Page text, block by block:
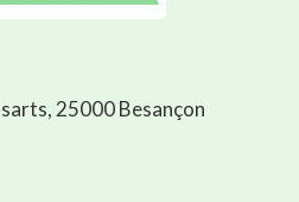
25000 Besançon